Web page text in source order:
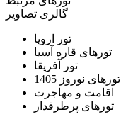
گالری تصاویر
تور اروپا
تورهای قاره آسیا
تور آفریقا
تورهای نوروز 1405
اقامت و مهاجرت
تورهای پرطرفدار